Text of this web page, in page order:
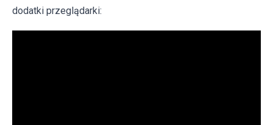
dodatki przeglądarki: